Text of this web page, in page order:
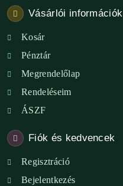
Vásárlói információk
Kosár
Pénztár
Megrendelőlap
Rendeléseim
ÁSZF
Fiók és kedvencek
Regisztráció
Bejelentkezés